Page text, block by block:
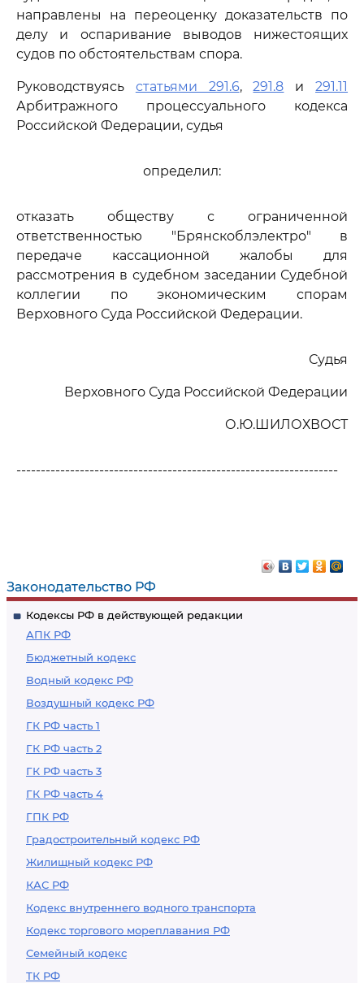
Законодательство РФ
Кодексы РФ в действующей редакции
АПК РФ
Бюджетный кодекс
Водный кодекс РФ
Воздушный кодекс РФ
ГК РФ часть 1
ГК РФ часть 2
ГК РФ часть 3
ГК РФ часть 4
ГПК РФ
Градостроительный кодекс РФ
Жилищный кодекс РФ
КАС РФ
Кодекс внутреннего водного транспорта
Кодекс торгового мореплавания РФ
Семейный кодекс
ТК РФ
направлены на переоценку доказательств по
делу и оспаривание выводов нижестоящих
судов по обстоятельствам спора.
Руководствуясь статьями 291.6,291.8 и291.11
Арбитражного процессуального кодекса
Российской Федерации, судья
определил:
отказать обществу с ограниченной
ответственностью "Брянскоблэлектро" в
передаче кассационной жалобы для
рассмотрения в судебном заседании Судебной
коллегии по экономическим спорам
Верховного Суда Российской Федерации.
Судья
Верховного Суда Российской Федерации
О.Ю.ШИЛОХВОСТ
------------------------------------------------------------------